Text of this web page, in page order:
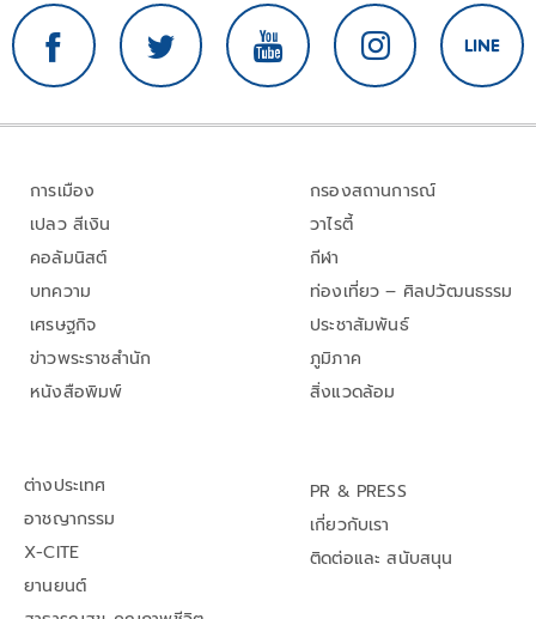
การเมือง
เปลว สีเงิน
คอลัมนิสต์
บทความ
เศรษฐกิจ
ข่าวพระราชสำนัก
หนังสือพิมพ์
กรองสถานการณ์
วาไรตี้
กีฬา
ท่องเที่ยว – ศิลปวัฒนธรรม
ประชาสัมพันธ์
ภูมิภาค
สิ่งแวดล้อม
ต่างประเทศ
อาชญากรรม
X-CITE
ยานยนต์
PR & PRESS
เกี่ยวกับเรา
ติดต่อและ สนับสนุน